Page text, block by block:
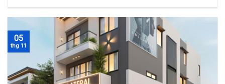
05
thg 11